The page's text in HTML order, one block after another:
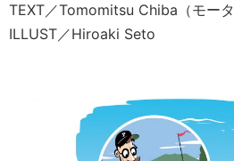
TEXT／Tomomitsu Chiba（モータ
ILLUST／Hiroaki Seto